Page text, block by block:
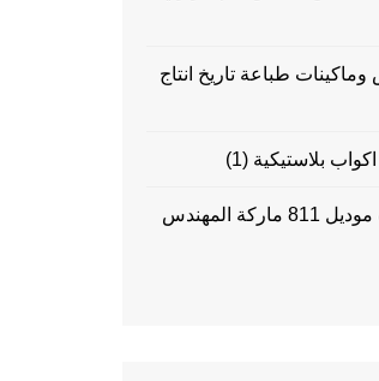
طباعة تاريخ انتاج
بلاستيكية (1)
ماكينة عصر الزيوت موديل 811 ماركة المهندس